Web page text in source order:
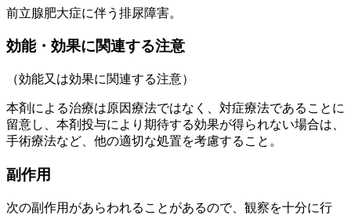
前立腺肥大症に伴う排尿障害。
効能・効果に関連する注意
（効能又は効果に関連する注意）
本剤による治療は原因療法ではなく、対症療法であることに
留意し、本剤投与により期待する効果が得られない場合は、
手術療法など、他の適切な処置を考慮すること。
副作用
次の副作用があらわれることがあるので、観察を十分に行